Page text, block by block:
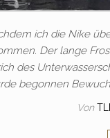
ich die Nike
Der lange
des
begonnen
Von